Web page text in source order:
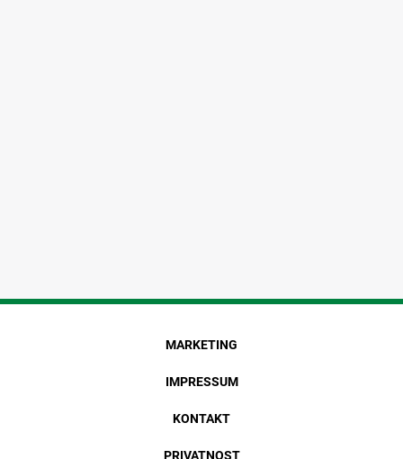
MARKETING
IMPRESSUM
KONTAKT
PRIVATNOST